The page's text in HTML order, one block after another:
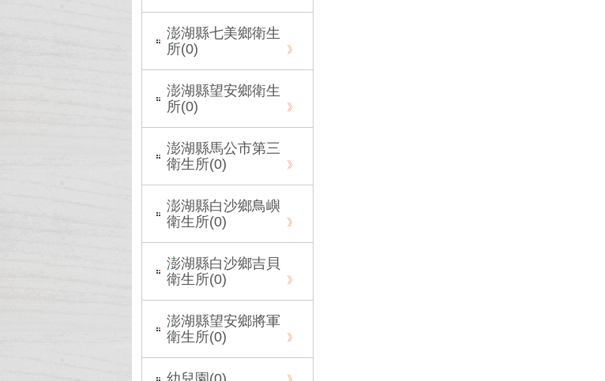
澎湖縣七美鄉衛生
所(0)
澎湖縣望安鄉衛生
所(0)
澎湖縣馬公市第三
衛生所(0)
澎湖縣白沙鄉鳥嶼
衛生所(0)
澎湖縣白沙鄉吉貝
衛生所(0)
澎湖縣望安鄉將軍
衛生所(0)